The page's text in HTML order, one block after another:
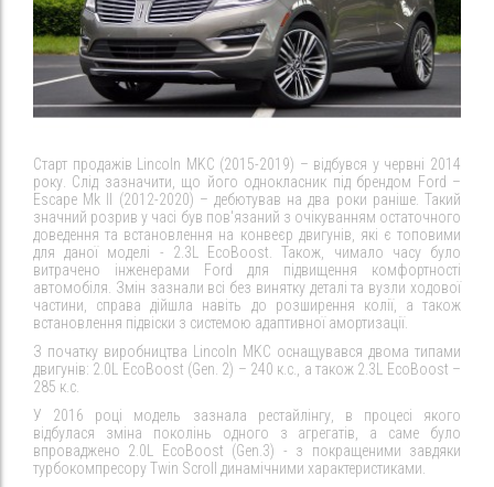
Старт продажів Lincoln MKC (2015-2019) – відбувся у червні 2014
року. Слід зазначити, що його однокласник під брендом Ford –
Escape Mk II (2012-2020) – дебютував на два роки раніше. Такий
значний розрив у часі був пов'язаний з очікуванням остаточного
доведення та встановлення на конвеєр двигунів, які є топовими
для даної моделі - 2.3L EcoBoost. Також, чимало часу було
витрачено інженерами Ford для підвищення комфортності
автомобіля. Змін зазнали всі без винятку деталі та вузли ходової
частини, справа дійшла навіть до розширення колії, а також
встановлення підвіски з системою адаптивної амортизації.
З початку виробництва Lincoln MKC оснащувався двома типами
двигунів: 2.0L EcoBoost (Gen. 2) – 240 к.с., а також 2.3L EcoBoost –
285 к.с.
У 2016 році модель зазнала рестайлінгу, в процесі якого
відбулася зміна поколінь одного з агрегатів, а саме було
впроваджено 2.0L EcoBoost (Gen.3) - з покращеними завдяки
турбокомпресору Twin Scroll динамічними характеристиками.